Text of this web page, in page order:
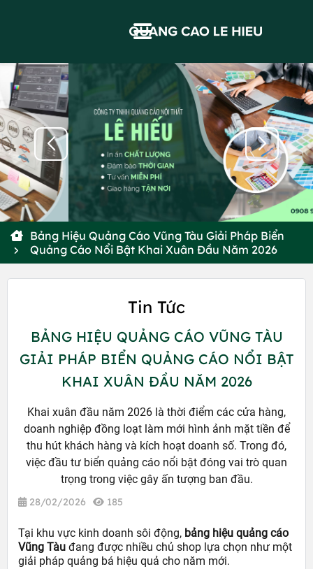
Bảng Hiệu Quảng Cáo Vũng Tàu Giải Pháp Biển
Quảng Cáo Nổi Bật Khai Xuân Đầu Năm 2026
Tin Tức
BẢNG HIỆU QUẢNG CÁO VŨNG TÀU
GIẢI PHÁP BIỂN QUẢNG CÁO NỔI BẬT
KHAI XUÂN ĐẦU NĂM 2026
Khai xuân đầu năm 2026 là thời điểm các cửa hàng,
doanh nghiệp đồng loạt làm mới hình ảnh mặt tiền để
thu hút khách hàng và kích hoạt doanh số. Trong đó,
việc đầu tư biển quảng cáo nổi bật đóng vai trò quan
trọng trong việc gây ấn tượng ban đầu.
28/02/2026 185
Tại khu vực kinh doanh sôi động, bảng hiệu quảng cáo
Vũng Tàu đang được nhiều chủ shop lựa chọn như một
giải pháp quảng bá hiệu quả cho năm mới.